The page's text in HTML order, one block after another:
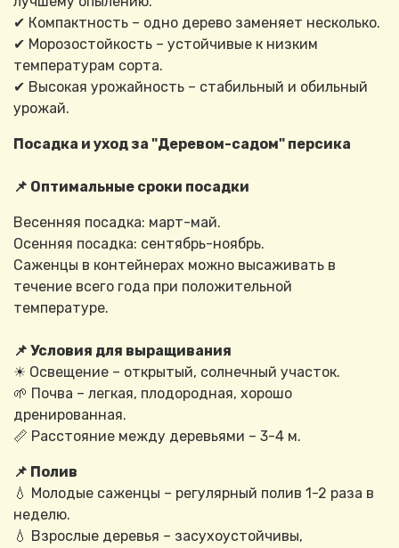
✔ Компактность – одно дерево заменяет несколько.
✔ Морозостойкость – устойчивые к низким
температурам сорта.
✔ Высокая урожайность – стабильный и обильный
урожай.
Посадка и уход за "Деревом-садом" персика
📌 Оптимальные сроки посадки
Весенняя посадка: март-май.
Осенняя посадка: сентябрь-ноябрь.
Саженцы в контейнерах можно высаживать в
течение всего года при положительной
температуре.
📌 Условия для выращивания
☀ Освещение – открытый, солнечный участок.
🌱 Почва – легкая, плодородная, хорошо
дренированная.
📏 Расстояние между деревьями – 3-4 м.
📌 Полив
💧 Молодые саженцы – регулярный полив 1-2 раза в
неделю.
💧 Взрослые деревья – засухоустойчивы,